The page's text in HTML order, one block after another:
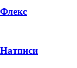
Флекс
Натписи